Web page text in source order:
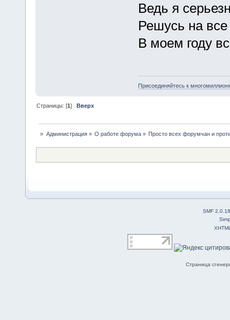
Ведь я
Решусь на все
В моем году
Присоединяйтесь к
Страницы: [1]Вверх
» Администрация» О работе форума» Просто всех форумчан и
SMF 2.0.18
Страница